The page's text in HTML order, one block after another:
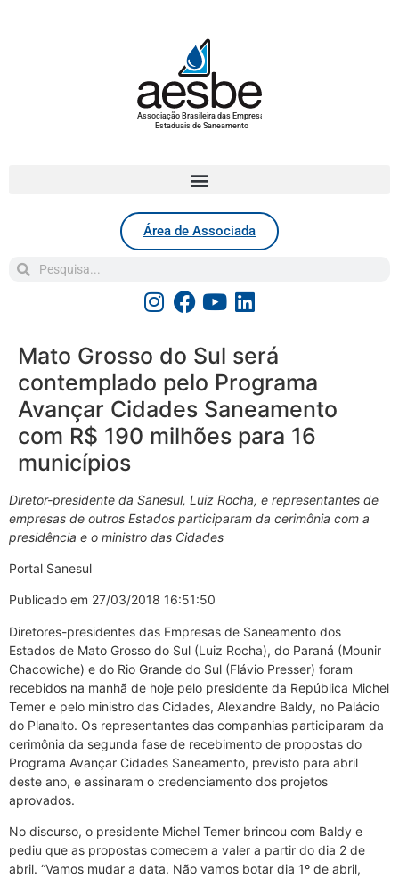
Associação Brasileira das Empresas
Estaduais de Saneamento
Área de Associada
Mato Grosso do Sul será
contemplado pelo Programa
Avançar Cidades Saneamento
com R$ 190 milhões para 16
municípios
Diretor-presidente da Sanesul, Luiz Rocha, e representantes de
empresas de outros Estados participaram da cerimônia com a
presidência e o ministro das Cidades
Portal Sanesul
Publicado em 27/03/2018 16:51:50
Diretores-presidentes das Empresas de Saneamento dos
Estados de Mato Grosso do Sul (Luiz Rocha), do Paraná (Mounir
Chacowiche) e do Rio Grande do Sul (Flávio Presser) foram
recebidos na manhã de hoje pelo presidente da República Michel
Temer e pelo ministro das Cidades, Alexandre Baldy, no Palácio
do Planalto. Os representantes das companhias participaram da
cerimônia da segunda fase de recebimento de propostas do
Programa Avançar Cidades Saneamento, previsto para abril
deste ano, e assinaram o credenciamento dos projetos
aprovados.
No discurso, o presidente Michel Temer brincou com Baldy e
pediu que as propostas comecem a valer a partir do dia 2 de
abril. “Vamos mudar a data. Não vamos botar dia 1º de abril,